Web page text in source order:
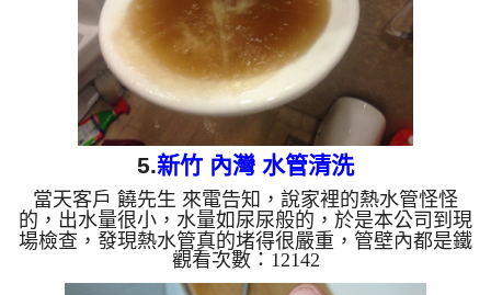
5.新竹 內灣 水管清洗
當天客戶 饒先生 來電告知，說家裡的熱水管怪怪
的，出水量很小，水量如尿尿般的，於是本公司到現
場檢查，發現熱水管真的堵得很嚴重，管壁內都是鐵
鏽管垢，本公司裝起 水管清洗機 ，開始 洗水管 ，鏽
水一直從水龍頭噴出，如下影片， 水管清洗 約兩個
觀看次數：12142